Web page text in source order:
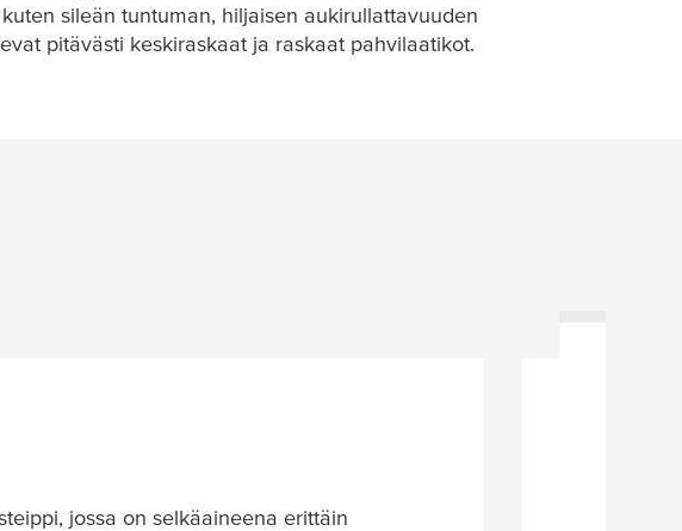
sileän tuntuman, hiljaisen aukirullattavuuden
pitävästi keskiraskaat ja raskaat pahvilaatikot.
jossa on selkäaineena erittäin